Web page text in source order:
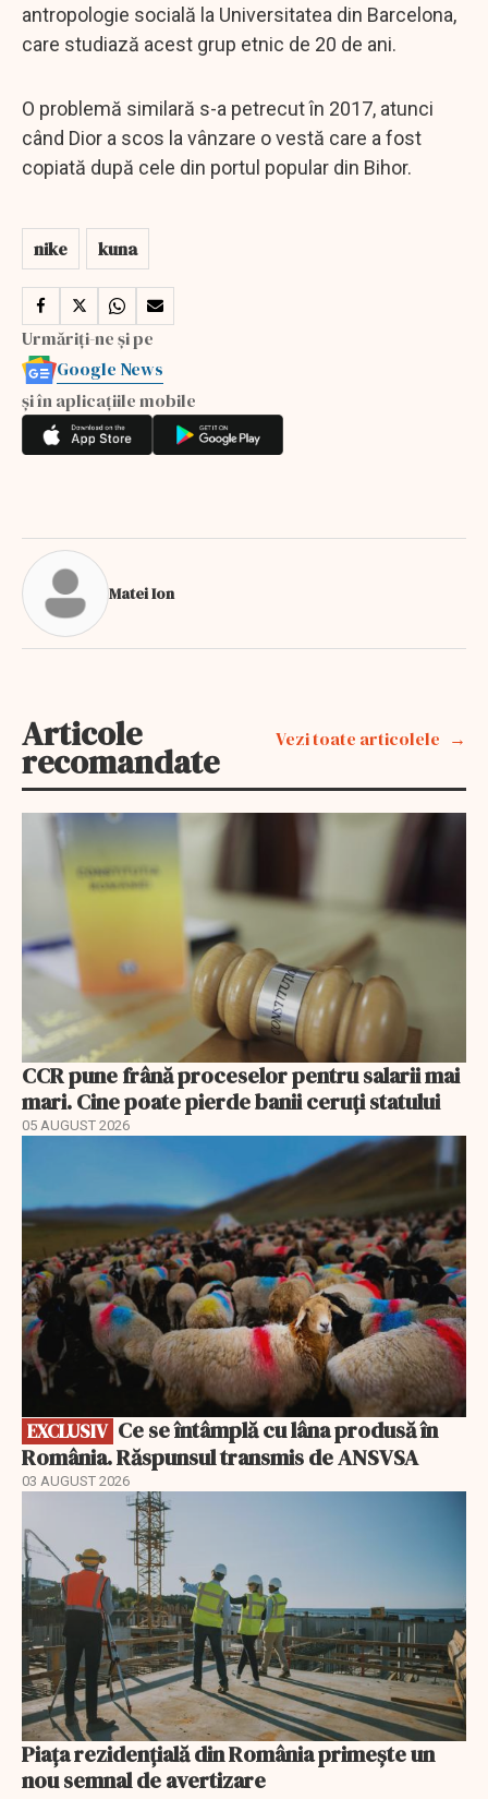
antropologie socială la Universitatea din Barcelona,
care studiază acest grup etnic de 20 de ani.
O problemă similară s-a petrecut în 2017, atunci
când Dior a scos la vânzare o vestă care a fost
copiată după cele din portul popular din Bihor.
nike kuna
Urmăriți-ne și pe
Google News
și în aplicațiile mobile
Matei Ion
Articole
recomandate
Vezi toate articolele
CCR pune frână proceselor pentru salarii mai
mari. Cine poate pierde banii ceruți statului
05 AUGUST 2026
EXCLUSIV
România. Răspunsul transmis de ANSVSA
03 AUGUST 2026
Piața rezidențială din România primește un
nou semnal de avertizare